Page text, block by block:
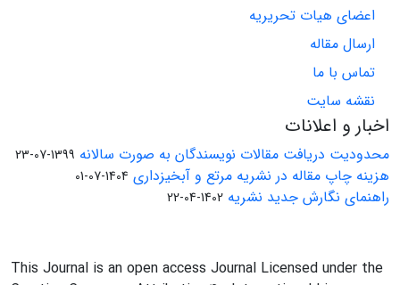
اعضای هیات تحریریه
ارسال مقاله
تماس با ما
نقشه سایت
اخبار و اعلانات
محدودیت دریافت مقالات نویسندگان به صورت سالانه 1399-07-23
هزینه چاپ مقاله در نشریه مرتع و آبخیزداری 1404-07-01
راهنمای نگارش جدید نشریه 1402-04-22
This Journal is an open access Journal Licensed under the